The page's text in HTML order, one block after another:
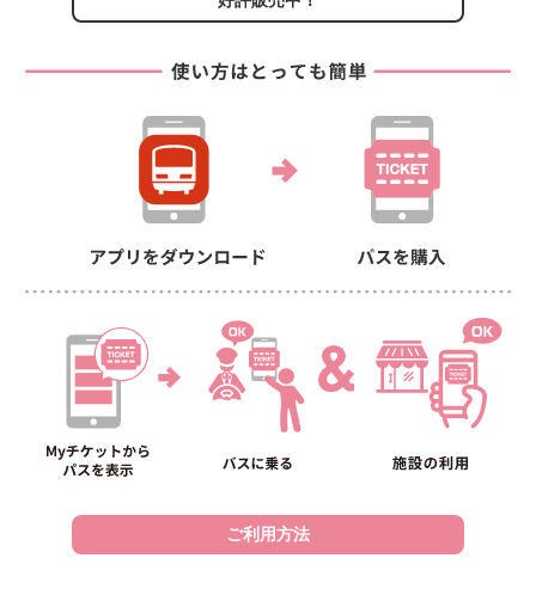
ご利用方法